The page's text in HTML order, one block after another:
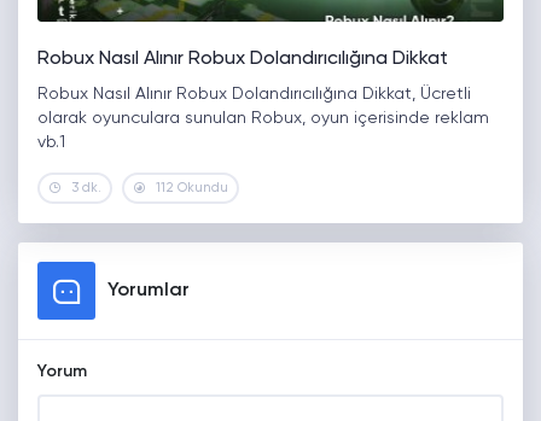
Robux Nasıl Alınır Robux Dolandırıcılığına Dikkat
Robux Nasıl Alınır Robux Dolandırıcılığına Dikkat, Ücretli
olarak oyunculara sunulan Robux, oyun içerisinde reklam
vb.1
3 dk. 112 Okundu
Yorumlar
Yorum